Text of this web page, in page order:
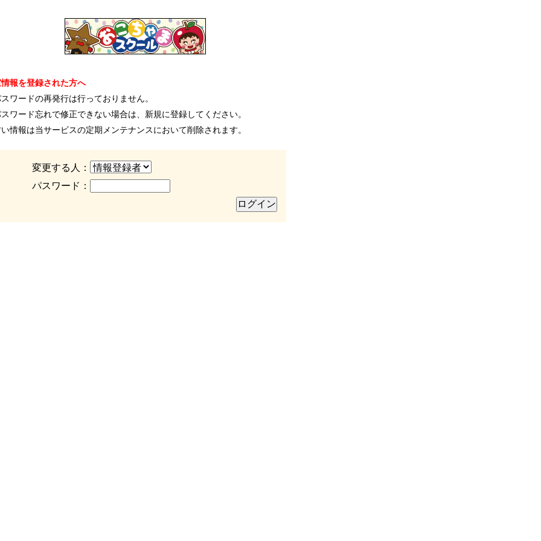
報を登録された方へ
スワードの再発行は行っておりません。
スワード忘れで修正できない場合は、新規に登録してください。
い情報は当サービスの定期メンテナンスにおいて削除されます。
変更する人：
パスワード：